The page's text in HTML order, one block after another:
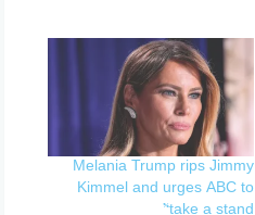
Melania Trump rips Jimmy
Kimmel and urges ABC to
‘take a stand’